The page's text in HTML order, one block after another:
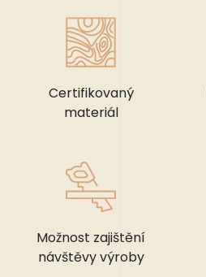
Certifikovaný
materiál
Možnost zajištění
návštěvy výroby